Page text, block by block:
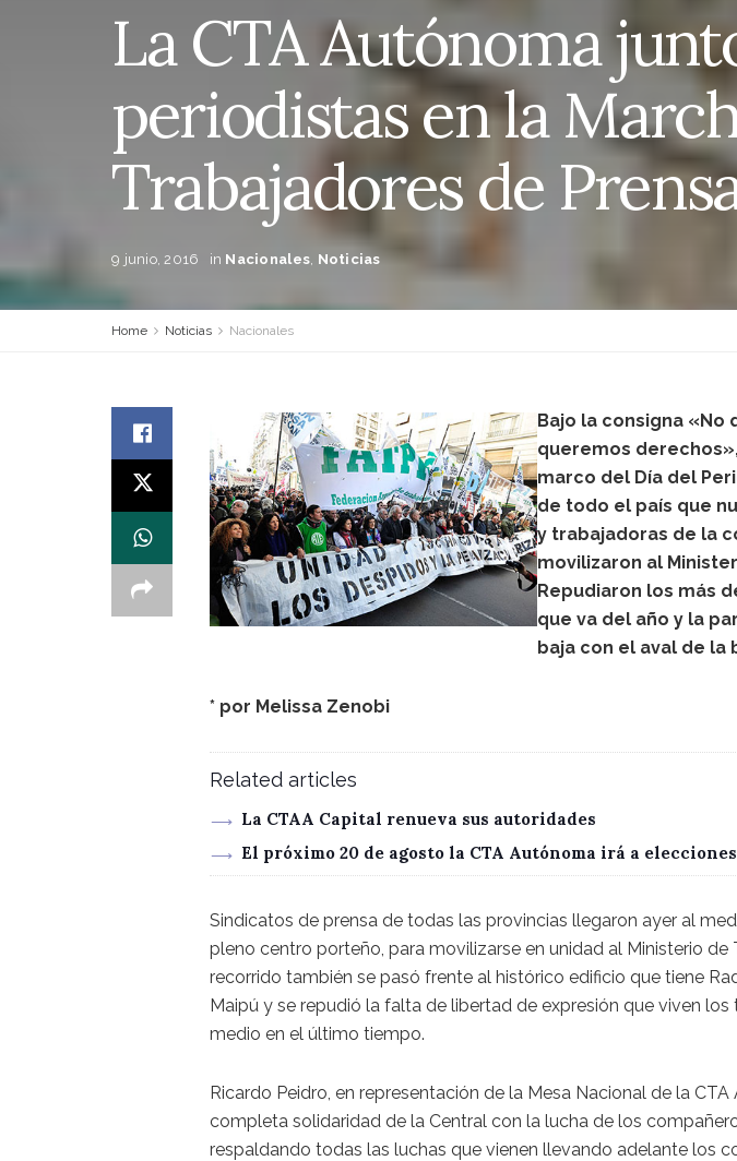
La CTA Autónoma
periodistas en la
Trabajadores de
9 junio, 2016 in Nacionales, Noticias
Home Noticias Nacionales
Bajo la consigna «No
queremos
marco del Día del
de todo el país que
y trabajadoras de la
movilizaron al
Repudiaron los más
que va del año y la
baja con el aval de la
* por Melissa Zenobi
Related articles
La CTAA Capital renueva sus autoridades
El próximo 20 de agosto la CTA Autónoma irá a
Sindicatos de prensa de todas las provincias llegaron ayer al
pleno centro porteño, para movilizarse en unidad al Ministerio de
recorrido también se pasó frente al histórico edificio que tiene
Maipú y se repudió la falta de libertad de expresión que viven los
medio en el último tiempo.
Ricardo Peidro, en representación de la Mesa Nacional de la
completa solidaridad de la Central con la lucha de los
respaldando todas las luchas que vienen llevando adelante los